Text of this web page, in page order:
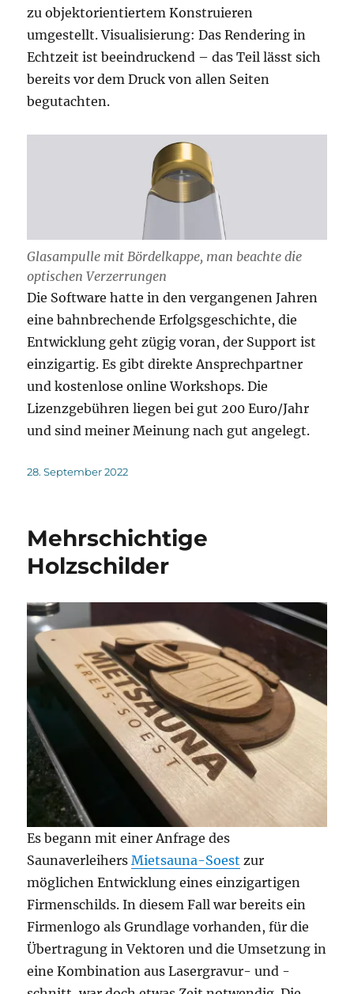
zu objektorientiertem Konstruieren
umgestellt. Visualisierung: Das Rendering in
Echtzeit ist beeindruckend – das Teil lässt sich
bereits vor dem Druck von allen Seiten
begutachten.
Glasampulle mit Bördelkappe, man beachte die
optischen Verzerrungen
Die Software hatte in den vergangenen Jahren
eine bahnbrechende Erfolgsgeschichte, die
Entwicklung geht zügig voran, der Support ist
einzigartig. Es gibt direkte Ansprechpartner
und kostenlose online Workshops. Die
Lizenzgebühren liegen bei gut 200 Euro/Jahr
und sind meiner Meinung nach gut angelegt.
Veröffentlicht
28. September 2022
Mehrschichtige
Holzschilder
Es begann mit einer Anfrage des
SaunaverleihersMietsauna-Soest zur
möglichen Entwicklung eines einzigartigen
Firmenschilds. In diesem Fall war bereits ein
Firmenlogo als Grundlage vorhanden, für die
Übertragung in Vektoren und die Umsetzung in
eine Kombination aus Lasergravur- und -